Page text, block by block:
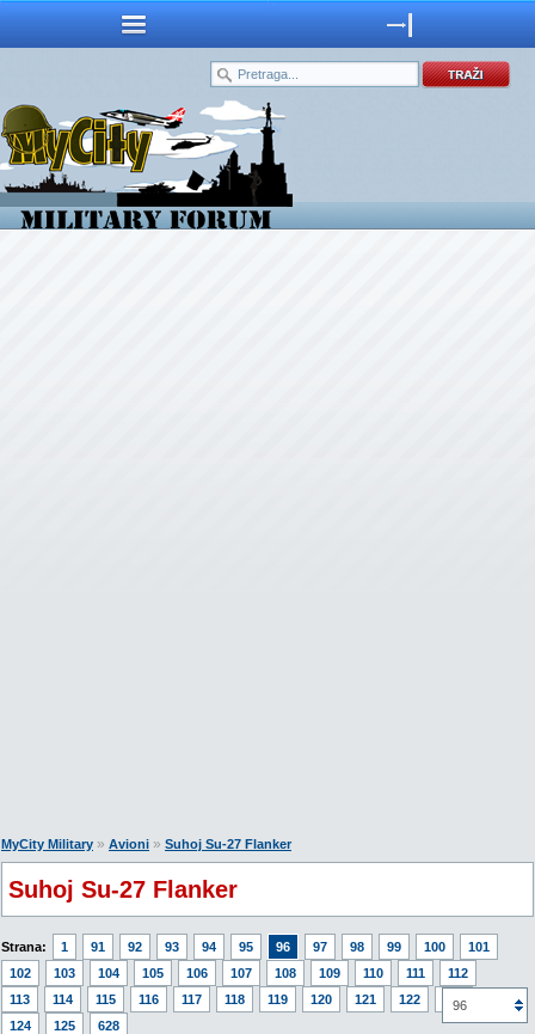
MyCity Military » Avioni » Suhoj Su-27 Flanker
Suhoj Su-27 Flanker
Strana: 1 91 92 93 94 95 96 97 98 99 100
101
102
103 104 105 106 107 108 109 110 111
112
113
114 115 116 117 118 119 120 121 122
123
124
125 628
96